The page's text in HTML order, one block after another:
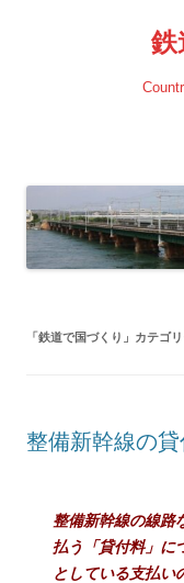
鉄
「鉄道で国づくり 」カテゴ
整備新幹線の
整備新幹線の線路
払う「貸付料」に
としている支払い